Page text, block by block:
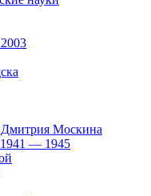
Дмитрия Москина
1941 — 1945